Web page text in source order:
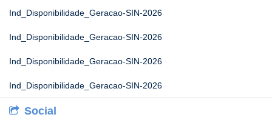
Ind_Disponibilidade_Geracao-SIN-2026
Ind_Disponibilidade_Geracao-SIN-2026
Ind_Disponibilidade_Geracao-SIN-2026
Ind_Disponibilidade_Geracao-SIN-2026
Social